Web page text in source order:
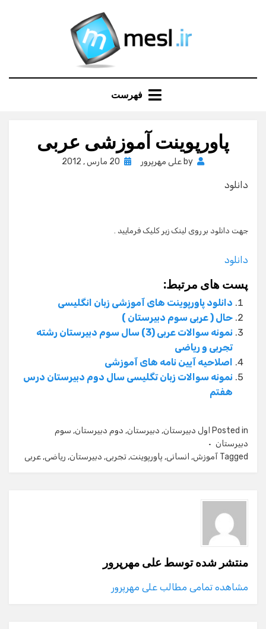
فهرست
پاورپوینت آموزشی عربی
by علی مهرپرور
Posted
20 مارس , 2012
دانلود
جهت دانلود بر روی لینک زیر کلیک فرمایید .
دانلود
پست های مرتبط:
دانلود پاورپوینت های آموزشی زبان انگلیسی
حال ( عربی سوم دبیرستان )
نمونه سوالات عربی (3) سال سوم دبیرستان رشته
تجربی و ریاضی
اصلاحیه آیین نامه های آموزشی
نمونه سوالات زبان تگلیسی سال دوم دبیرستان درس
هفتم
Posted in اول دبیرستان, دبیرستان, دوم دبیرستان, سوم
دبیرستان
Tagged آموزش, انسانی, پاورپوینت, تجربی, دبیرستان, ریاضی, عربی
منتشر شده توسطعلی مهرپرور
مشاهده تمامی مطالب علی مهرپرور